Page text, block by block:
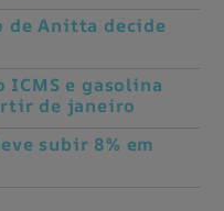
de Anitta decide
ICMS e gasolina
de janeiro
subir 8% em